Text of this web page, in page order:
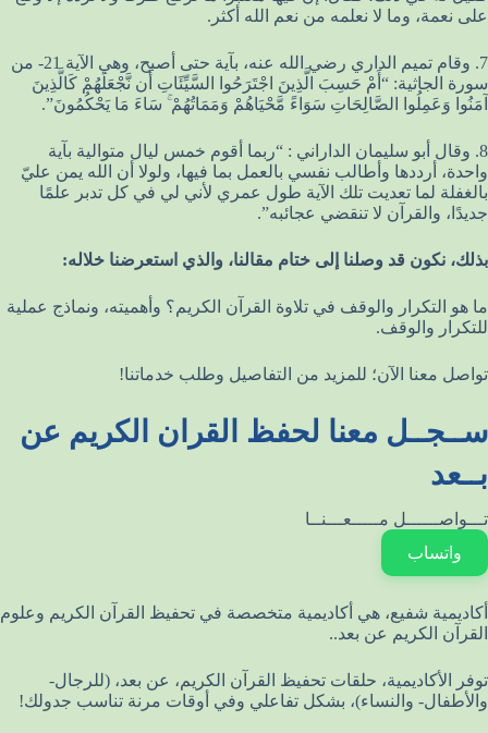
على نعمة، وما لا نعلمه من نعم الله أكثر.
7. وقام تميم الداري رضي الله عنه، بآية حتى أصبح، وهي الآية 21- من
سورة الجاثية: “أَمْ حَسِبَ الَّذِينَ اجْتَرَحُوا السَّيِّئَاتِ أَن نَّجْعَلَهُمْ كَالَّذِينَ
آمَنُوا وَعَمِلُوا الصَّالِحَاتِ سَوَاءً مَّحْيَاهُمْ وَمَمَاتُهُمْ ۚ سَاءَ مَا يَحْكُمُونَ”.
8. وقال أبو سليمان الداراني : “ربما أقوم خمس ليال متوالية بآية
واحدة، أرددها وأطالب نفسي بالعمل بما فيها، ولولا أن الله يمن عليّ
بالغفلة لما تعديت تلك الآية طول عمري لأني لي في كل تدبر علمًا
جديدًا، والقرآن لا تنقضي عجائبه”.
بذلك، نكون قد وصلنا إلى ختام مقالنا، والذي استعرضنا خلاله:
ما هو التكرار والوقف في تلاوة القرآن الكريم؟ وأهميته، ونماذج عملية
للتكرار والوقف.
تواصل معنا الآن؛ للمزيد من التفاصيل وطلب خدماتنا!
ســجــل معنا لحفظ القران الكريم عن
بــعد
تـــواصــــــل مـــــعـــنــا
واتساب
أكاديمية شفيع، هي أكاديمية متخصصة في تحفيظ القرآن الكريم وعلوم
القرآن الكريم عن بعد..
توفر الأكاديمية، حلقات تحفيظ القرآن الكريم، عن بعد، (للرجال-
والأطفال- والنساء)، بشكل تفاعلي وفي أوقات مرنة تناسب جدولك!